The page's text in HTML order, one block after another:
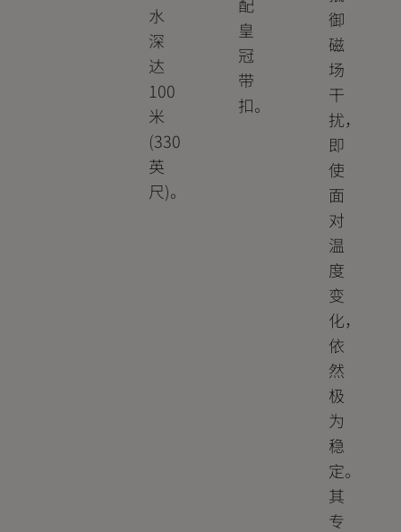
水
深
达
100
米
(330
英
尺)。
皇
冠
带
扣。
御
磁
场
干
扰，
即
使
面
对
温
度
变
化，
依
然
极
为
稳
定。
其
专